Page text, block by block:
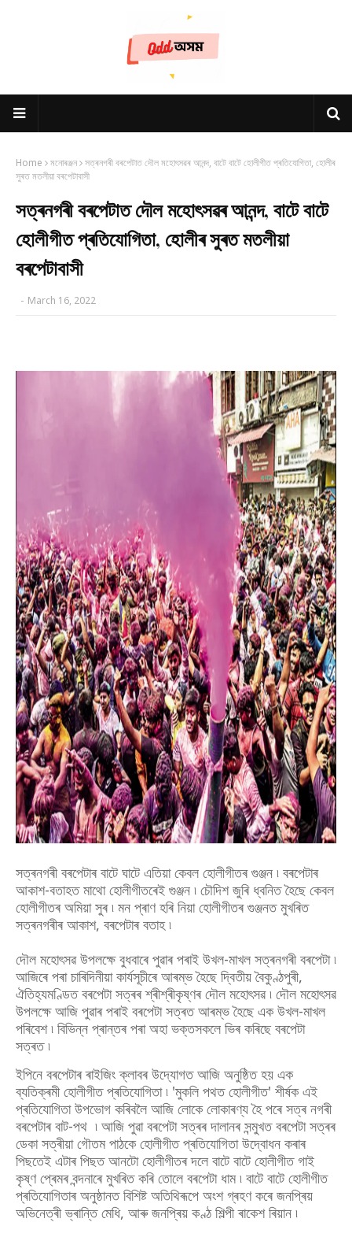
Home মনোৰঞ্জন সত্ৰনগৰী বৰপেটাত দৌল মহোৎসৱৰ আনন্দ, বাটে বাটে হোলীগীত প্ৰতিযোগিতা, হোলীৰ
সুৰত মতলীয়া বৰপেটাবাসী
সত্ৰনগৰী বৰপেটাত দৌল মহোৎসৱৰ আনন্দ, বাটে বাটে
হোলীগীত প্ৰতিযোগিতা, হোলীৰ সুৰত মতলীয়া
বৰপেটাবাসী
- March 16, 2022
সত্ৰনগৰী বৰপেটাৰ বাটে ঘাটে এতিয়া কেবল হোলীগীতৰ গুঞ্জন ৷ বৰপেটাৰ
আকাশ-বতাহত মাথো হোলীগীতৰেই গুঞ্জন ৷ চৌদিশ জুৰি ধ্বনিত হৈছে কেবল
হোলীগীতৰ অমিয়া সুৰ ৷ মন প্ৰাণ হৰি নিয়া হোলীগীতৰ গুঞ্জনত মুখৰিত
সত্ৰনগৰীৰ আকাশ, বৰপেটাৰ বতাহ ৷
দৌল মহোৎসৱ উপলক্ষে বুধবাৰে পুৱাৰ পৰাই উখল-মাখল সত্ৰনগৰী বৰপেটা ৷
আজিৰে পৰা চাৰিদিনীয়া কাৰ্যসূচীৰে আৰম্ভ হৈছে দ্বিতীয় বৈকুণ্ঠপুৰী,
ঐতিহ্যমণ্ডিত বৰপেটা সত্ৰৰ শ্ৰীশ্ৰীকৃষ্ণৰ দৌল মহোৎসৱ ৷ দৌল মহোৎসৱ
উপলক্ষে আজি পুৱাৰ পৰাই বৰপেটা সত্ৰত আৰম্ভ হৈছে এক উখল-মাখল
পৰিবেশ ৷ বিভিন্ন প্ৰান্তৰ পৰা অহা ভক্তসকলে ভিৰ কৰিছে বৰপেটা
সত্ৰত ৷
ইপিনে বৰপেটাৰ ৰাইজিং ক্লাবৰ উদ্যোগত আজি অনুষ্ঠিত হয় এক
ব্যতিক্ৰমী হোলীগীত প্ৰতিযোগিতা ৷ 'মুকলি পথত হোলীগীত' শীৰ্ষক এই
প্ৰতিযোগিতা উপভোগ কৰিবলৈ আজি লোকে লোকাৰণ্য হৈ পৰে সত্ৰ নগৰী
বৰপেটাৰ বাট-পথ ৷ আজি পুৱা বৰপেটা সত্ৰৰ দালানৰ সন্মুখত বৰপেটা সত্ৰৰ
ডেকা সত্ৰীয়া গৌতম পাঠকে হোলীগীত প্ৰতিযোগিতা উদ্বোধন কৰাৰ
পিছতেই এটাৰ পিছত আনটো হোলীগীতৰ দলে বাটে বাটে হোলীগীত গাই
কৃষ্ণ প্ৰেমৰ বন্দনাৰে মুখৰিত কৰি তোলে বৰপেটা ধাম ৷ বাটে বাটে হোলীগীত
প্ৰতিযোগিতাৰ অনুষ্ঠানত বিশিষ্ট অতিথিৰূপে অংশ গ্ৰহণ কৰে জনপ্ৰিয়
অভিনেত্ৰী ভ্ৰান্তি মেধি, আৰু জনপ্ৰিয় কণ্ঠ শিল্পী ৰাকেশ ৰিয়ান ৷